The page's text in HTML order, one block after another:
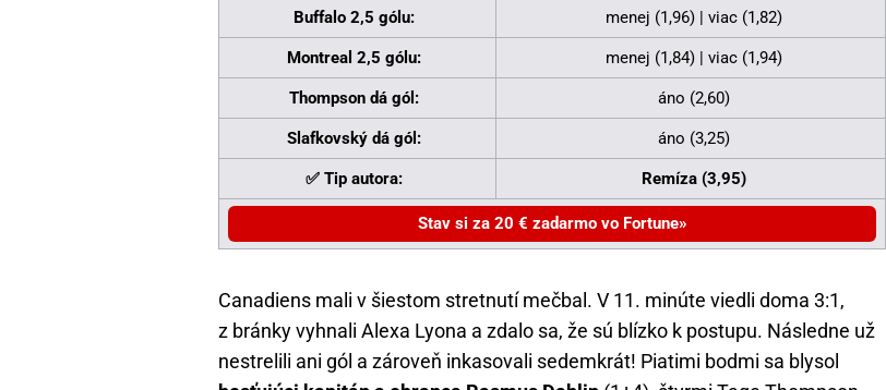
Buffalo 2,5 gólu: menej (1,96) | viac (1,82)
Montreal 2,5 gólu: menej (1,84) | viac (1,94)
Thompson dá gól: áno (2,60)
Slafkovský dá gól: áno (3,25)
✅ Tip autora: Remíza (3,95)
Stav si za 20 € zadarmo vo Fortune
Canadiens mali v šiestom stretnutí mečbal. V 11. minúte viedli doma 3:1,
z bránky vyhnali Alexa Lyona a zdalo sa, že sú blízko k postupu. Následne už
nestrelili ani gól a zároveň inkasovali sedemkrát! Piatimi bodmi sa blysol